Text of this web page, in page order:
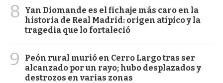
8
Yan Diomande es el fichaje más caro en la
historia de Real Madrid: origen atípico y la
tragedia que lo fortaleció
9
Peón rural murió en Cerro Largo tras ser
alcanzado por un rayo; hubo desplazados y
destrozos en varias zonas